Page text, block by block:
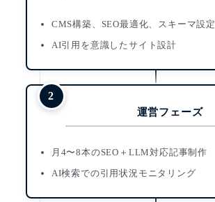
CMS構築、SEO最適化、スキーマ設定
AI引用を意識したサイト設計
運営フェーズ
月4〜8本のSEO＋LLM対応記事制作
AI検索での引用状況モニタリング